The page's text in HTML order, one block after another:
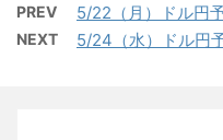
PREV 5/22（月）ドル円
NEXT 5/24（水）ドル円